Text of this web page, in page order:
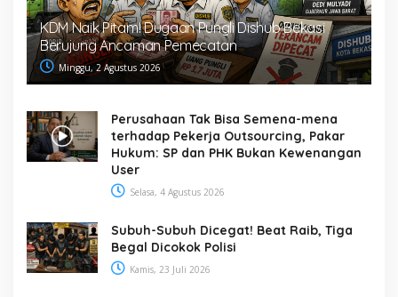
KDM Naik Pitam! Dugaan Pungli Dishub Bekasi
Berujung Ancaman Pemecatan
Minggu, 2 Agustus 2026
Perusahaan Tak Bisa Semena-mena
terhadap Pekerja Outsourcing, Pakar
Hukum: SP dan PHK Bukan Kewenangan
User
Selasa, 4 Agustus 2026
Subuh-Subuh Dicegat! Beat Raib, Tiga
Begal Dicokok Polisi
Kamis, 23 Juli 2026